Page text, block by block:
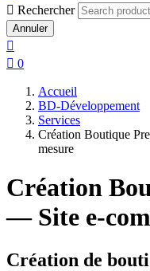
 Rechercher
Annuler

 0
Accueil
BD-Développement
Services
Création Boutique
mesure
Création
— Site e-
Création de